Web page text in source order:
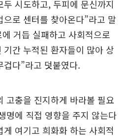
시도하고, 두피에 문신까지
로 센터를 찾아온다”라고 말
거듭 실패하고 사회적으로
간 누적된 환자들이 많아 상
다”라고 덧붙였다.
고충을 진지하게 바라볼 필요
명에 직접 영향을 주지 않는다
여기고 희화화 하는 사회적